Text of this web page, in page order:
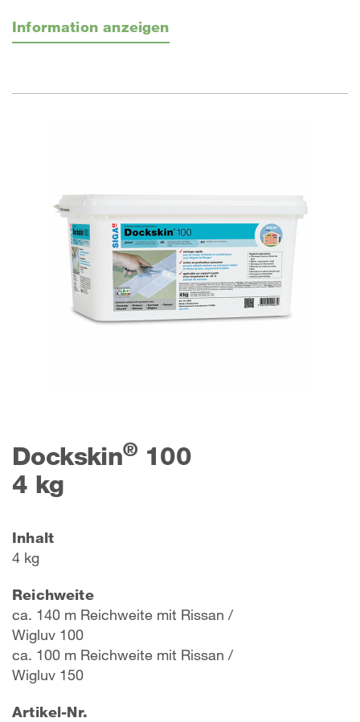
Information anzeigen
Dockskin®100
4 kg
Inhalt
4 kg
Reichweite
ca. 140 m Reichweite mit Rissan /
Wigluv 100
ca. 100 m Reichweite mit Rissan /
Wigluv 150
Artikel-Nr.